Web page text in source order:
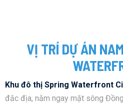
VỊ TRÍ DỰ ÁN
Khu đô thị Spring Waterfront
đắc địa, nằm ngay mặt sông